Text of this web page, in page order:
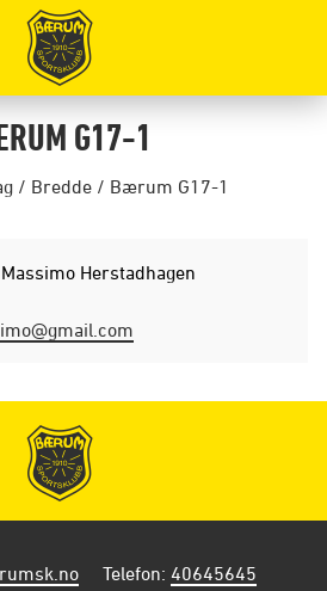
G17-1
/ Bredde / Bærum G17-1
Herstadhagen
Telefon: 40645645